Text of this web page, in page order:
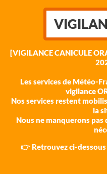
[VIGILANCE CANICULE
Les services de Météo-
vigilance
Nos services restent
la
Nous ne manquerons
👉 Retrouvez ci-